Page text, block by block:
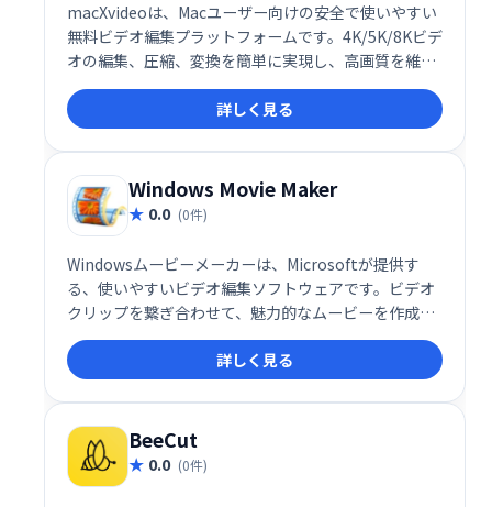
macXvideoは、Macユーザー向けの安全で使いやすい
無料ビデオ編集プラットフォームです。4K/5K/8Kビデ
オの編集、圧縮、変換を簡単に実現し、高画質を維持
したまま効率的な作業が可能です。専門知識は不要
で、初心者でも手軽に高品質な動画制作を楽しめま
す。品質低下などの心配もなく、スムーズな編集作業
で、費用をかけずに動画制作を可能にします。
詳しく見る
Windows Movie Maker
0.0 (0件)
Windowsムービーメーカーは、Microsoftが提供す
る、使いやすいビデオ編集ソフトウェアです。ビデオ
クリップを繋ぎ合わせて、魅力的なムービーを作成で
きます。トランジション、オーバーレイ、オーディオ
編集、アニメーション、ナレーションなど、基本的な
編集機能を備え、初心者でも手軽に動画編集を楽しめ
ます。思い出の動画を簡単に編集して、自分だけの作
品を作りましょう。
詳しく見る
BeeCut
0.0 (0件)